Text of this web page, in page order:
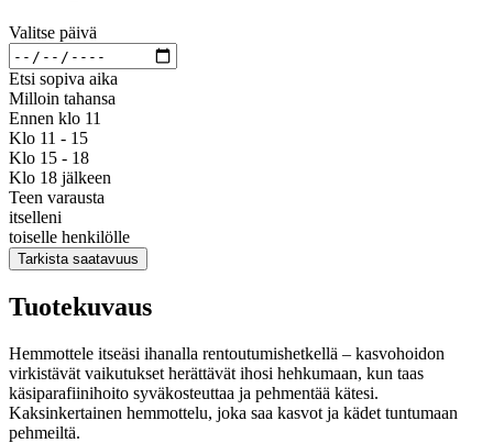
Valitse päivä
Etsi sopiva aika
Milloin tahansa
Ennen klo 11
Klo 11 - 15
Klo 15 - 18
Klo 18 jälkeen
Teen varausta
itselleni
toiselle henkilölle
Tarkista saatavuus
Tuotekuvaus
Hemmottele itseäsi ihanalla rentoutumishetkellä – kasvohoidon
virkistävät vaikutukset herättävät ihosi hehkumaan, kun taas
käsiparafiinihoito syväkosteuttaa ja pehmentää kätesi.
Kaksinkertainen hemmottelu, joka saa kasvot ja kädet tuntumaan
pehmeiltä.